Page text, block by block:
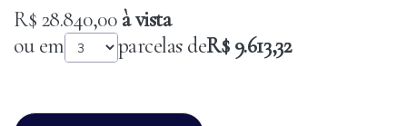
R$ 28.840,00à vista
ou em
parcelas deR$ 9.613,32